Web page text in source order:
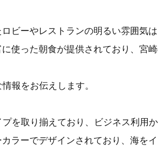
ビーやレストランの明るい雰囲気
使った朝食が提供されており、宮
報をお伝えします。
を取り揃えており、ビジネス利用
ラーでデザインされており、海を